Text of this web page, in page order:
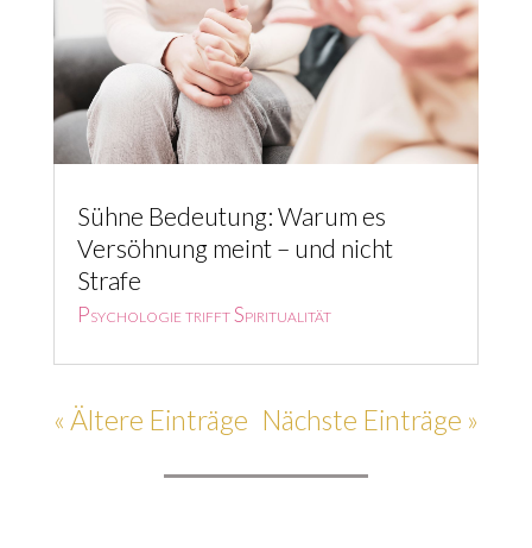
Sühne Bedeutung: Warum es
Versöhnung meint – und nicht
Strafe
Psychologie trifft Spiritualität
« Ältere Einträge Nächste Einträge »